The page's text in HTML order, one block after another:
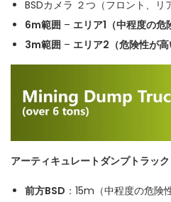
BSDカメラ ２つ（フロント、リ
6m範囲 – エリア1（中程度の危
3m範囲 – エリア2（危険性が高
アーティキュレートダンプトラック
前方BSD ：15m（中程度の危険